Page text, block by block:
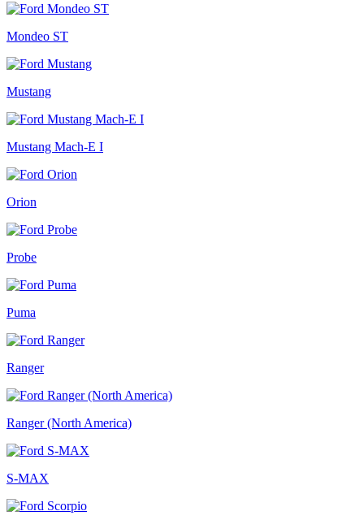
Mondeo ST
Mustang
Mustang Mach-E I
Orion
Probe
Puma
Ranger
Ranger (North America)
S-MAX